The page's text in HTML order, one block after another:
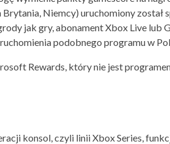
Niemcy) uruchomiony
jak gry, abonament Xbox Live lub
podobnego programu w
Rewards, który nie jest
konsol, czyli linii Xbox Series,